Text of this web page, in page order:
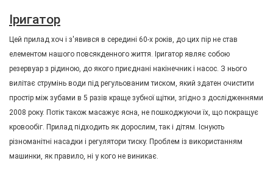
Іригатор
Цей прилад хоч і з'явився в середині 60-х років, до цих пір не став
елементом нашого повсякденного життя. Іригатор являє собою
резервуар з рідиною, до якого приєднані накінечник і насос. З нього
вилітає струмінь води під регульованим тиском, який здатен очистити
простір між зубами в 5 разів краще зубної щітки, згідно з дослідженнями
2008 року. Потік також масажує ясна, не пошкоджуючи їх, що покращує
кровообіг. Прилад підходить як дорослим, так і дітям. Існують
різноманітні насадки і регулятори тиску. Проблем із використанням
машинки, як правило, ні у кого не виникає.